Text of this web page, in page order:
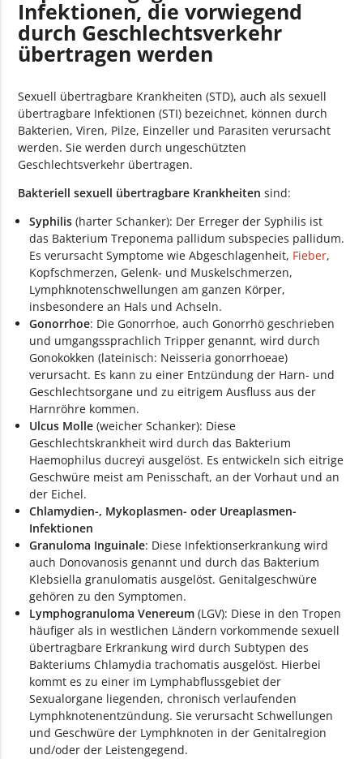
Infektionen, die vorwiegend
durch Geschlechtsverkehr
übertragen werden
Sexuell übertragbare Krankheiten (STD), auch als sexuell
übertragbare Infektionen (STI) bezeichnet, können durch
Bakterien, Viren, Pilze, Einzeller und Parasiten verursacht
werden. Sie werden durch ungeschützten
Geschlechtsverkehr übertragen.
Bakteriell sexuell übertragbare Krankheiten sind:
Syphilis (harter Schanker): Der Erreger der Syphilis ist
das Bakterium Treponema pallidum subspecies pallidum.
Es verursacht Symptome wie Abgeschlagenheit, Fieber,
Kopfschmerzen, Gelenk- und Muskelschmerzen,
Lymphknotenschwellungen am ganzen Körper,
insbesondere an Hals und Achseln.
Gonorrhoe: Die Gonorrhoe, auch Gonorrhö geschrieben
und umgangssprachlich Tripper genannt, wird durch
Gonokokken (lateinisch: Neisseria gonorrhoeae)
verursacht. Es kann zu einer Entzündung der Harn- und
Geschlechtsorgane und zu eitrigem Ausfluss aus der
Harnröhre kommen.
Ulcus Molle (weicher Schanker): Diese
Geschlechtskrankheit wird durch das Bakterium
Haemophilus ducreyi ausgelöst. Es entwickeln sich eitrige
Geschwüre meist am Penisschaft, an der Vorhaut und an
der Eichel.
Chlamydien-, Mykoplasmen- oder Ureaplasmen-
Infektionen
Granuloma Inguinale: Diese Infektionserkrankung wird
auch Donovanosis genannt und durch das Bakterium
Klebsiella granulomatis ausgelöst. Genitalgeschwüre
gehören zu den Symptomen.
Lymphogranuloma Venereum (LGV): Diese in den Tropen
häufiger als in westlichen Ländern vorkommende sexuell
übertragbare Erkrankung wird durch Subtypen des
Bakteriums Chlamydia trachomatis ausgelöst. Hierbei
kommt es zu einer im Lymphabflussgebiet der
Sexualorgane liegenden, chronisch verlaufenden
Lymphknotenentzündung. Sie verursacht Schwellungen
und Geschwüre der Lymphknoten in der Genitalregion
und/oder der Leistengegend.